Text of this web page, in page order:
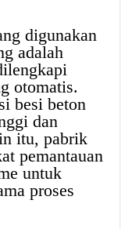
digunakan
adalah
otomatis.
besi beton
dan
itu, pabrik
pemantauan
untuk
proses